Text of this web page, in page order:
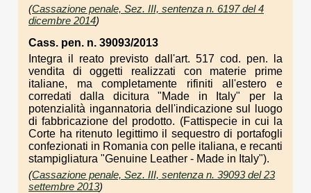
(Cassazione penale, Sez. III, sentenza n. 6197 del 4
dicembre 2014)
Cass. pen. n. 39093/2013
Integra il reato previsto dall'art. 517 cod. pen. la
vendita di oggetti realizzati con materie prime
italiane, ma completamente rifiniti all'estero e
corredati dalla dicitura "Made in Italy" per la
potenzialità ingannatoria dell'indicazione sul luogo
di fabbricazione del prodotto. (Fattispecie in cui la
Corte ha ritenuto legittimo il sequestro di portafogli
confezionati in Romania con pelle italiana, e recanti
stampigliatura "Genuine Leather - Made in Italy").
(Cassazione penale, Sez. III, sentenza n. 39093 del 23
settembre 2013)